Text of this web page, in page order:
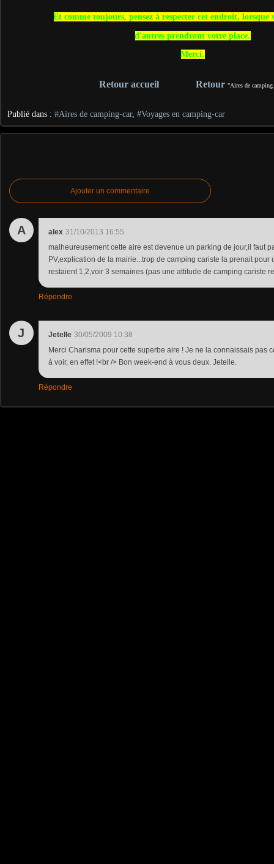
Et comme toujours, pensez à respecter cet endroit, lorsque
d'autres prendront votre place.
Merci.
Retour accueil Retour "Aires de
Publié dans : #Aires de camping-car, #Voyages en camping-car
Ajouter un commentaire
A alex 31/10/2013 16:55
malheureusement cette aire est devenue un parking de jour,il faut
PV,explication de la mairie...trop de camping cariste la prenait pour
restaient 1,2,voir 3 semaines (pas une attitude de camping cariste
Répondre
J Jetelle 30/05/2009 10:38
Merci Charisma pour cette superbe aire ! Je ne la connaissais pas
à voir, en effet !<br /> Bon week-end à vous deux. Jetelle.
Répondre